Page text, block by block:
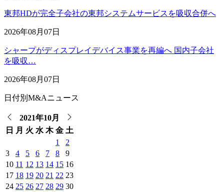
東邦HDが完全子会社の東邦システムサービスを吸収合併へ
2026年08月07日
シャープがディスプレイデバイス事業を再編へ 国内子会社
を吸収…
2026年08月07日
日付別M&Aニュース
2021年10月
日
月 火 水 木 金 土
1
2
3
4 5 6 7 8
9
10 11 12 13 14 15 16
17 18 19 20 21 22 23
24 25 26 27 28 29 30